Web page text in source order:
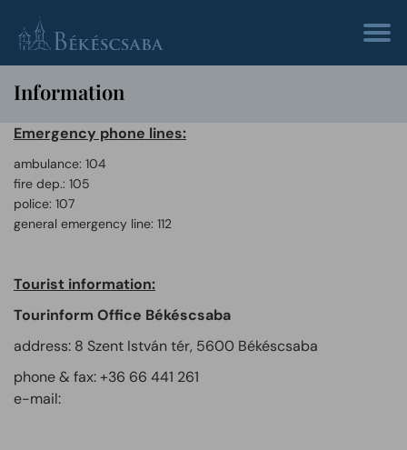
Information
Emergency phone lines:
ambulance: 104
fire dep.: 105
police: 107
general emergency line: 112
Tourist information:
Tourinform Office Békéscsaba
address: 8 Szent István tér, 5600 Békéscsaba
phone & fax: +36 66 441 261
e-mail: